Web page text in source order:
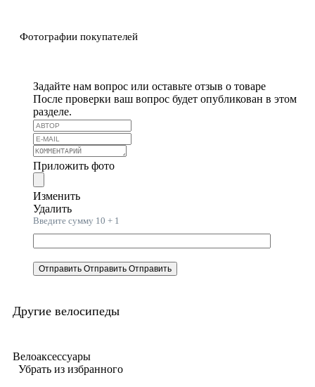
Фотографии покупателей
Задайте нам вопрос или оставьте отзыв о товаре
После проверки ваш вопрос будет опубликован в этом
разделе.
Приложить фото
Изменить
Удалить
Введите сумму 10 + 1
Отправить Отправить Отправить
Другие велосипеды
Велоаксессуары
Убрать из избранного